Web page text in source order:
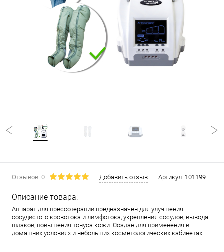
Отзывов: 0 Добавить отзыв Артикул: 101199
Описание товара:
Аппарат для прессотерапии предназначен для улучшения
сосудистого кровотока и лимфотока, укрепления сосудов, вывода
шлаков, повышения тонуса кожи. Создан для применения в
домашних условиях и небольших косметологических кабинетах.